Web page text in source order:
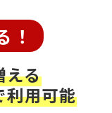
！
える
利用可能